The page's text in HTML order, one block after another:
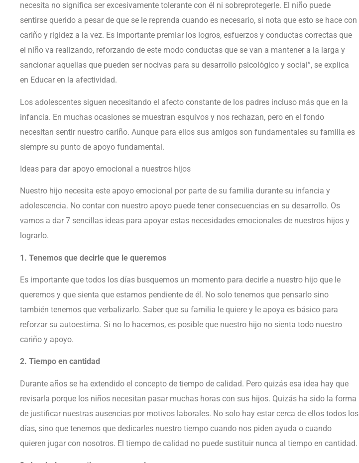
necesita no significa ser excesivamente tolerante con él ni sobreprotegerle. El niño puede
sentirse querido a pesar de que se le reprenda cuando es necesario, si nota que esto se hace con
cariño y rigidez a la vez. Es importante premiar los logros, esfuerzos y conductas correctas que
el niño va realizando, reforzando de este modo conductas que se van a mantener a la larga y
sancionar aquellas que pueden ser nocivas para su desarrollo psicológico y social”, se explica
en Educar en la afectividad.
Los adolescentes siguen necesitando el afecto constante de los padres incluso más que en la
infancia. En muchas ocasiones se muestran esquivos y nos rechazan, pero en el fondo
necesitan sentir nuestro cariño. Aunque para ellos sus amigos son fundamentales su familia es
siempre su punto de apoyo fundamental.
Ideas para dar apoyo emocional a nuestros hijos
Nuestro hijo necesita este apoyo emocional por parte de su familia durante su infancia y
adolescencia. No contar con nuestro apoyo puede tener consecuencias en su desarrollo. Os
vamos a dar 7 sencillas ideas para apoyar estas necesidades emocionales de nuestros hijos y
lograrlo.
1. Tenemos que decirle que le queremos
Es importante que todos los días busquemos un momento para decirle a nuestro hijo que le
queremos y que sienta que estamos pendiente de él. No solo tenemos que pensarlo sino
también tenemos que verbalizarlo. Saber que su familia le quiere y le apoya es básico para
reforzar su autoestima. Si no lo hacemos, es posible que nuestro hijo no sienta todo nuestro
cariño y apoyo.
2. Tiempo en cantidad
Durante años se ha extendido el concepto de tiempo de calidad. Pero quizás esa idea hay que
revisarla porque los niños necesitan pasar muchas horas con sus hijos. Quizás ha sido la forma
de justificar nuestras ausencias por motivos laborales. No solo hay estar cerca de ellos todos los
días, sino que tenemos que dedicarles nuestro tiempo cuando nos piden ayuda o cuando
quieren jugar con nosotros. El tiempo de calidad no puede sustituir nunca al tiempo en cantidad.